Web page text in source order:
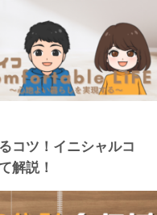
コツ！イニシャルコ
解説！